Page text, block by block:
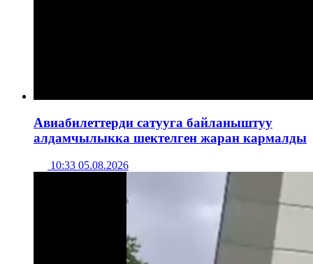
Авиабилеттерди сатууга байланыштуу
алдамчылыкка шектелген жаран кармалды
10:33 05.08.2026